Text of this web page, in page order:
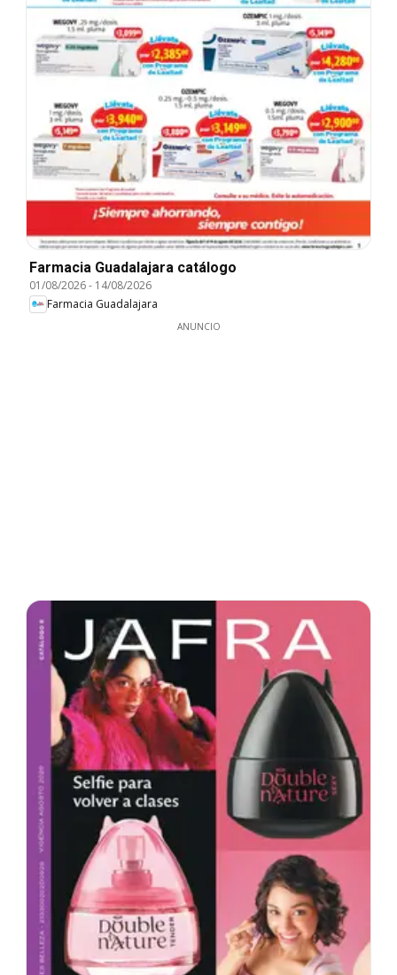
Farmacia Guadalajara catálogo
01/08/2026- 14/08/2026
Farmacia Guadalajara
ANUNCIO